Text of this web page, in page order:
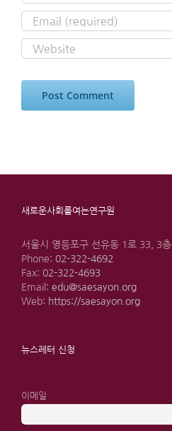
새로운사회를여는연구원
서울시 영등포구 선유동 1로 33, 3층
Phone: 02-322-4692
Fax: 02-322-4693
Email: edu@saesayon.org
Web: https://saesayon.org
뉴스레터 신청
이메일